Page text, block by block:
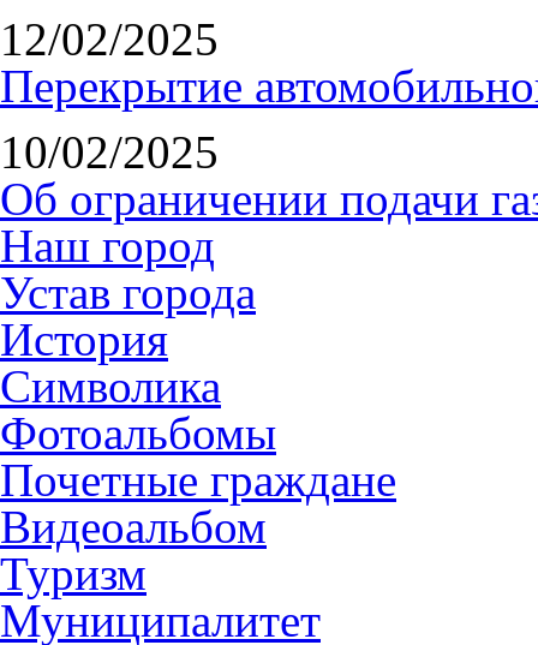
12/02/2025
Перекрытие
10/02/2025
Об ограничении подачи
Наш город
Устав города
История
Символика
Фотоальбомы
Почетные граждане
Видеоальбом
Туризм
Муниципалитет